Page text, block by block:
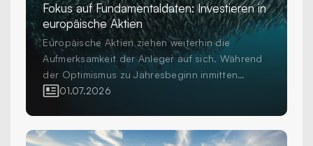
Fokus auf Fundamentaldaten: Investieren in
europäische Aktien
Europäische Aktien ziehen weiterhin die
Aufmerksamkeit der Anleger auf sich. Während
der Optimismus zu Jahresbeginn inmitten
erhöhter Volatilität und geopolitischer
als wichtigen Bestandteil diversifizierter
01.07.2026